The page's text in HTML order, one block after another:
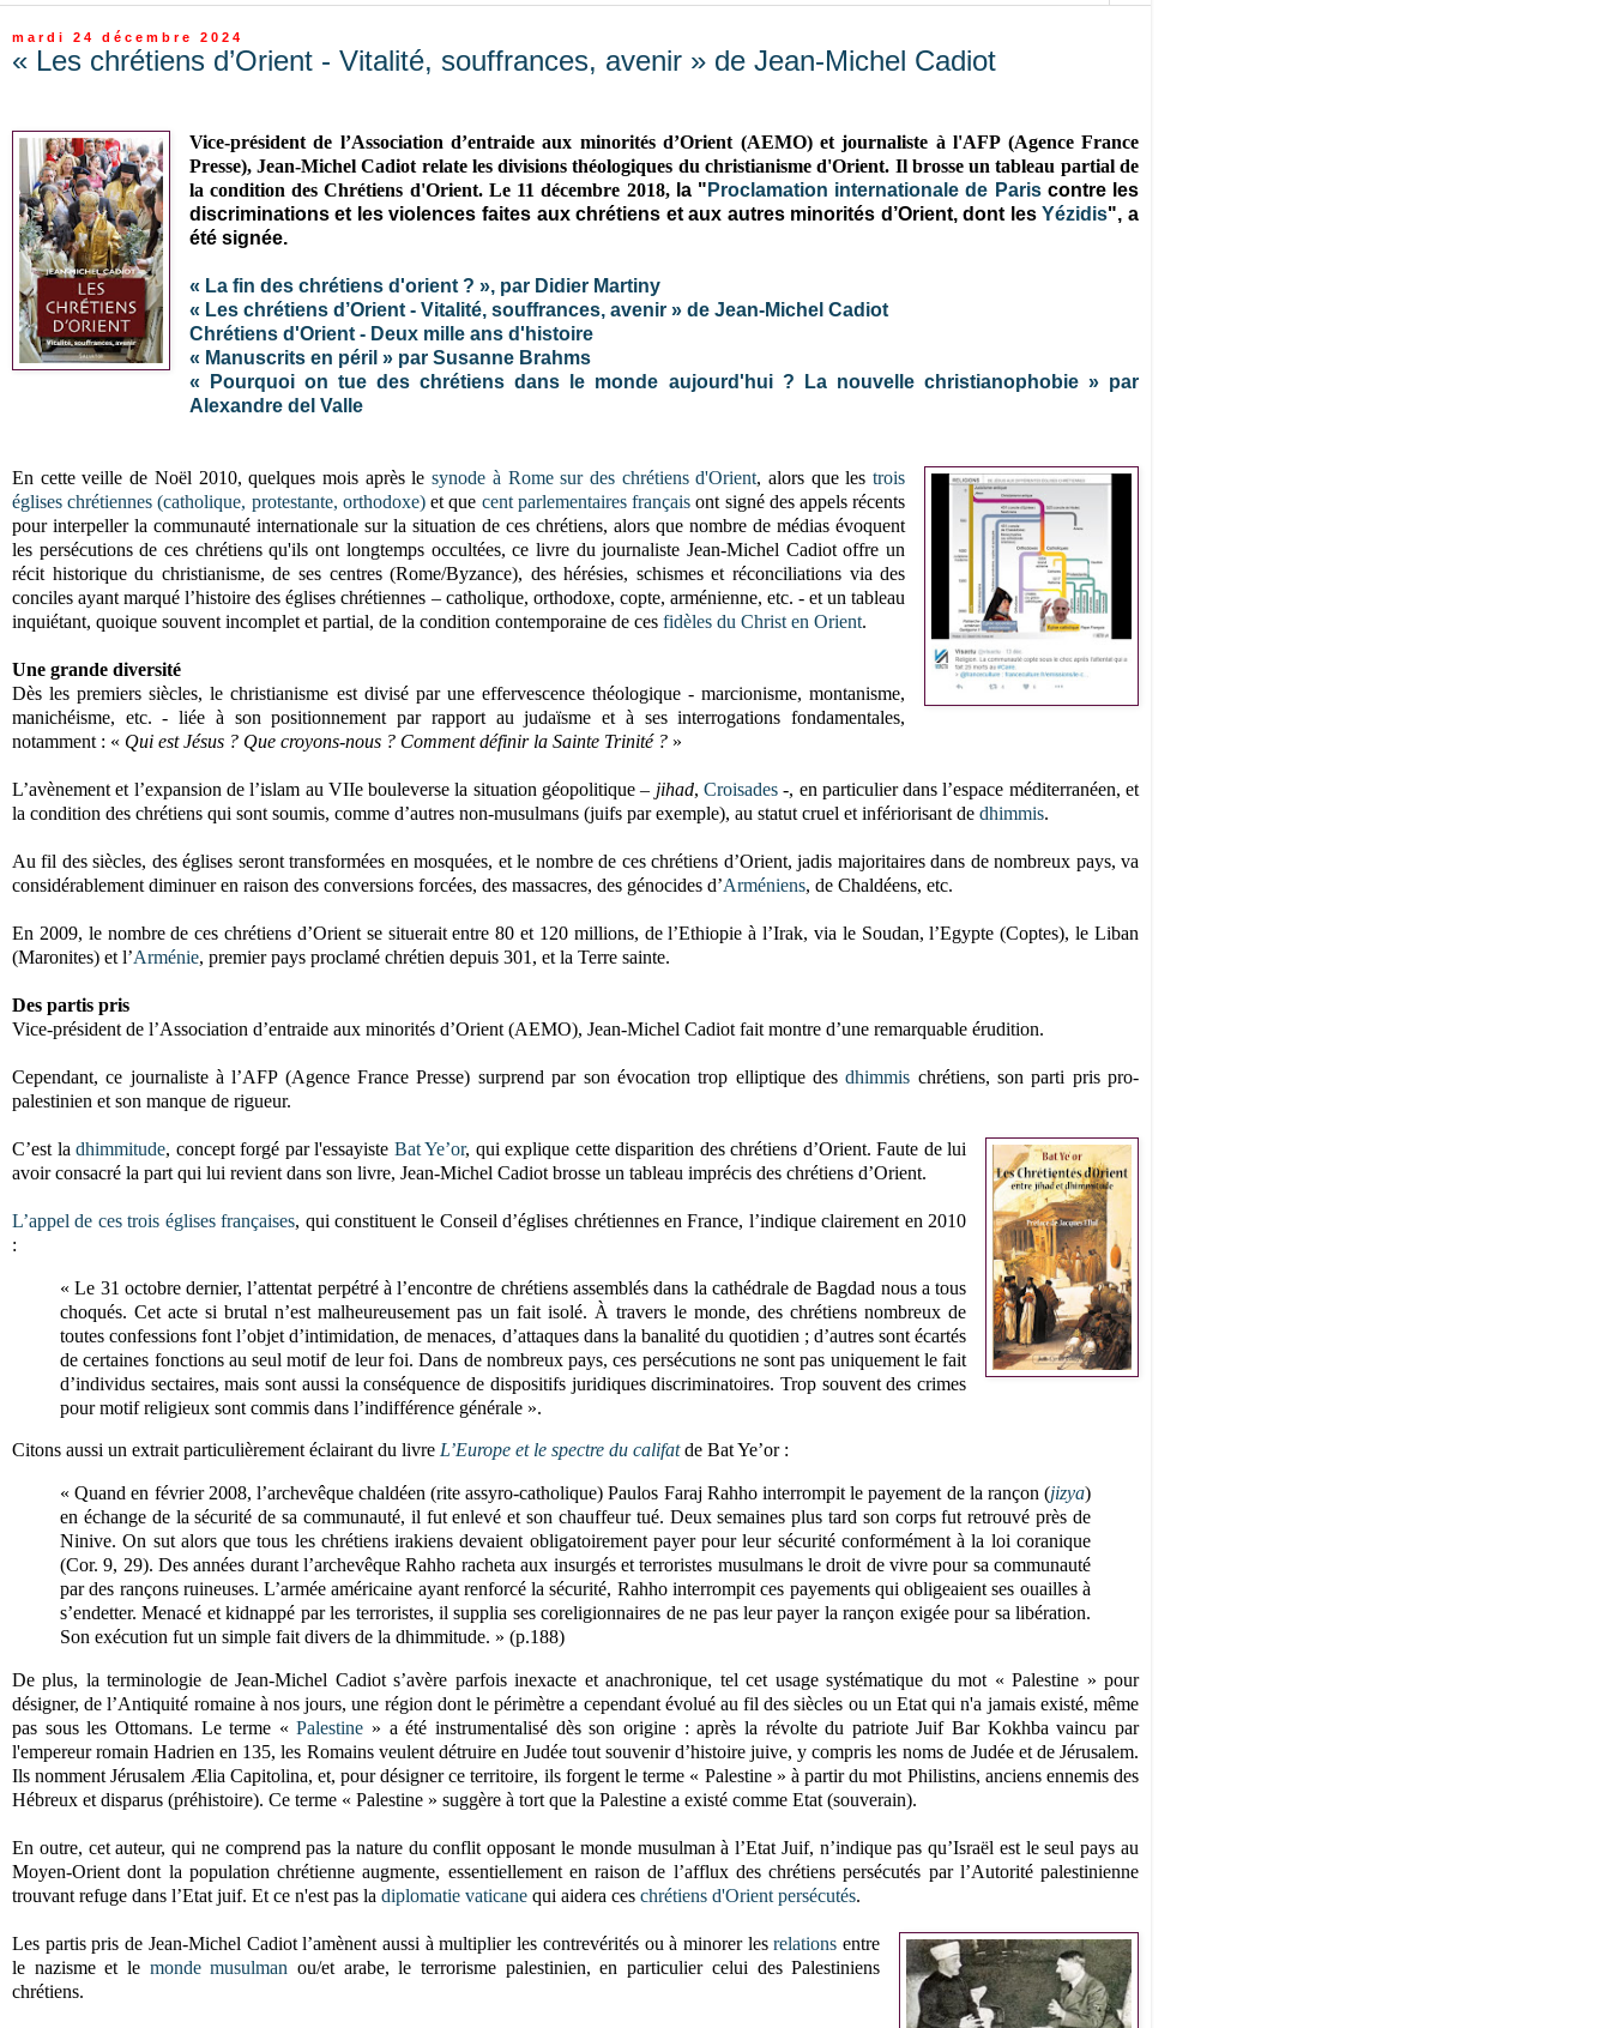
mardi 24 décembre 2024
« Les chrétiens d’Orient - Vitalité, souffrances, avenir » de Jean-Michel Cadiot
Vice-président de l’Association d’entraide aux minorités d’Orient (AEMO) et journaliste à l'AFP (Agence France
Presse), Jean-Michel Cadiot relate les divisions théologiques du christianisme d'Orient. Il brosse un tableau partial de
la condition des Chrétiens d'Orient. Le 11 décembre 2018, la " Proclamation internationale de Pariscontre les
discriminations et les violences faites aux chrétiens et aux autres minorités d’Orient, dont lesYézidis", a
été signée.
« La fin des chrétiens d'orient ? », par Didier Martiny
« Les chrétiens d’Orient - Vitalité, souffrances, avenir » de Jean-Michel Cadiot
Chrétiens d'Orient - Deux mille ans d'histoire
« Manuscrits en péril » par Susanne Brahms
« Pourquoi on tue des chrétiens dans le monde aujourd'hui ? La nouvelle christianophobie » par
Alexandre del Valle
En cette veille de Noël 2010, quelques mois après lesynode à Rome sur des chrétiens d'Orient, alors que lestrois
églises chrétiennes (catholique, protestante, orthodoxe)et que cent parlementaires français ont signé des appels récents
pour interpeller la communauté internationale sur la situation de ces chrétiens, alors que nombre de médias évoquent
les persécutions de ces chrétiens qu'ils ont longtemps occultées, ce livre du journaliste Jean-Michel Cadiot offre un
récit historique du christianisme, de ses centres (Rome/Byzance), des hérésies, schismes et réconciliations via des
conciles ayant marqué l’histoire des églises chrétiennes – catholique, orthodoxe, copte, arménienne, etc. - et un tableau
inquiétant, quoique souvent incomplet et partial, de la condition contemporaine de ces fidèles du Christ en Orient.
Une grande diversité
Dès les premiers siècles, le christianisme est divisé par une effervescence théologique - marcionisme, montanisme,
manichéisme, etc. - liée à son positionnement par rapport au judaïsme et à ses interrogations fondamentales,
notamment : « Qui est Jésus ? Que croyons-nous ? Comment définir la Sainte Trinité ? »
L’avènement et l’expansion de l’islam au VIIe bouleverse la situation géopolitique – jihad, Croisades-, en particulier dans l’espace méditerranéen, et
la condition des chrétiens qui sont soumis, comme d’autres non-musulmans (juifs par exemple), au statut cruel et infériorisant de dhimmis.
Au fil des siècles, des églises seront transformées en mosquées, et le nombre de ces chrétiens d’Orient, jadis majoritaires dans de nombreux pays, va
considérablement diminuer en raison des conversions forcées, des massacres, des génocides d’Arméniens, de Chaldéens, etc.
En 2009, le nombre de ces chrétiens d’Orient se situerait entre 80 et 120 millions, de l’Ethiopie à l’Irak, via le Soudan, l’Egypte (Coptes), le Liban
(Maronites) et l’Arménie, premier pays proclamé chrétien depuis 301, et la Terre sainte.
Des partis pris
Vice-président de l’Association d’entraide aux minorités d’Orient (AEMO), Jean-Michel Cadiot fait montre d’une remarquable érudition.
Cependant, ce journaliste à l’AFP (Agence France Presse) surprend par son évocation trop elliptique desdhimmis chrétiens, son parti pris pro-
palestinien et son manque de rigueur.
C’est ladhimmitude, concept forgé par l'essayiste Bat Ye’or, qui explique cette disparition des chrétiens d’Orient. Faute de lui
avoir consacré la part qui lui revient dans son livre, Jean-Michel Cadiot brosse un tableau imprécis des chrétiens d’Orient.
L’appel de ces trois églises françaises, qui constituent le Conseil d’églises chrétiennes en France, l’indique clairement en 2010
:
« Le 31 octobre dernier, l’attentat perpétré à l’encontre de chrétiens assemblés dans la cathédrale de Bagdad nous a tous
choqués. Cet acte si brutal n’est malheureusement pas un fait isolé. À travers le monde, des chrétiens nombreux de
toutes confessions font l’objet d’intimidation, de menaces, d’attaques dans la banalité du quotidien ; d’autres sont écartés
de certaines fonctions au seul motif de leur foi. Dans de nombreux pays, ces persécutions ne sont pas uniquement le fait
d’individus sectaires, mais sont aussi la conséquence de dispositifs juridiques discriminatoires. Trop souvent des crimes
pour motif religieux sont commis dans l’indifférence générale ».
Citons aussi un extrait particulièrement éclairant du livre L’Europe et le spectre du califatde Bat Ye’or :
« Quand en février 2008, l’archevêque chaldéen (rite assyro-catholique) Paulos Faraj Rahho interrompit le payement de la rançon (jizya)
en échange de la sécurité de sa communauté, il fut enlevé et son chauffeur tué. Deux semaines plus tard son corps fut retrouvé près de
Ninive. On sut alors que tous les chrétiens irakiens devaient obligatoirement payer pour leur sécurité conformément à la loi coranique
(Cor. 9, 29). Des années durant l’archevêque Rahho racheta aux insurgés et terroristes musulmans le droit de vivre pour sa communauté
par des rançons ruineuses. L’armée américaine ayant renforcé la sécurité, Rahho interrompit ces payements qui obligeaient ses ouailles à
s’endetter. Menacé et kidnappé par les terroristes, il supplia ses coreligionnaires de ne pas leur payer la rançon exigée pour sa libération.
Son exécution fut un simple fait divers de la dhimmitude. » (p.188)
De plus, la terminologie de Jean-Michel Cadiot s’avère parfois inexacte et anachronique, tel cet usage systématique du mot « Palestine » pour
désigner, de l’Antiquité romaine à nos jours, une région dont le périmètre a cependant évolué au fil des siècles ou un Etat qui n'a jamais existé, même
pas sous les Ottomans. Le terme «Palestine » a été instrumentalisé dès son origine : après la révolte du patriote Juif Bar Kokhba vaincu par
l'empereur romain Hadrien en 135, les Romains veulent détruire en Judée tout souvenir d’histoire juive, y compris les noms de Judée et de Jérusalem.
Ils nomment Jérusalem Ælia Capitolina, et, pour désigner ce territoire, ils forgent le terme « Palestine » à partir du mot Philistins, anciens ennemis des
Hébreux et disparus (préhistoire). Ce terme « Palestine » suggère à tort que la Palestine a existé comme Etat (souverain).
En outre, cet auteur, qui ne comprend pas la nature du conflit opposant le monde musulman à l’Etat Juif, n’indique pas qu’Israël est le seul pays au
Moyen-Orient dont la population chrétienne augmente, essentiellement en raison de l’afflux des chrétiens persécutés par l’Autorité palestinienne
trouvant refuge dans l’Etat juif. Et ce n'est pas la diplomatie vaticane qui aidera ces chrétiens d'Orient persécutés.
Les partis pris de Jean-Michel Cadiot l’amènent aussi à multiplier les contrevérités ou à minorer lesrelations entre
le nazisme et le monde musulman ou/et arabe, le terrorisme palestinien, en particulier celui des Palestiniens
chrétiens.